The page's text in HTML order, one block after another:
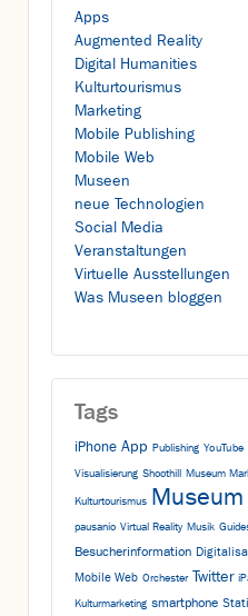
Apps
Augmented Reality
Digital Humanities
Kulturtourismus
Marketing
Mobile Publishing
Mobile Web
Museen
neue Technologien
Social Media
Veranstaltungen
Virtuelle Ausstellungen
Was Museen bloggen
Tags
iPhone App Publishing YouTube
Visualisierung Shoothill Museum
Kulturtourismus Museum
pausanio Virtual Reality Musik
Besucherinformation
Mobile Web Orchester Twitter
Kulturmarketing smartphone